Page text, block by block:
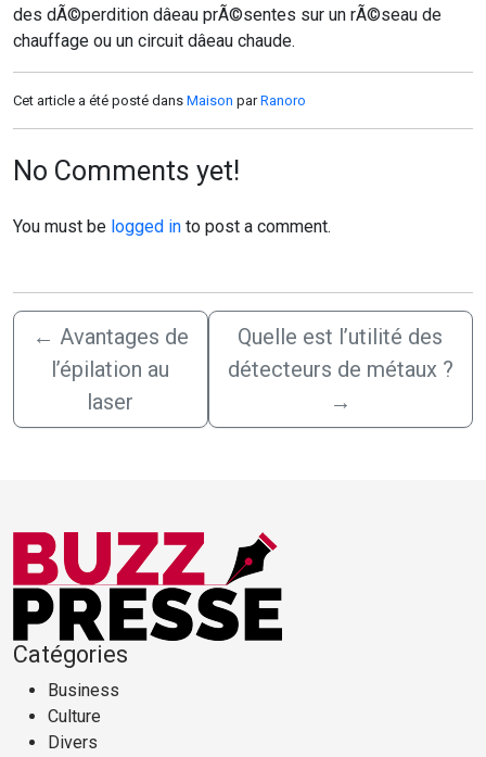
des dÃ©perdition dâeau prÃ©sentes sur un rÃ©seau de
chauffage ou un circuit dâeau chaude.
Cet article a été posté dans Maison parRanoro
No Comments yet!
You must be logged in to post a comment.
← Avantages de
l’épilation au
laser
Quelle est l’utilité des
détecteurs de métaux ?
→
Catégories
Business
Culture
Divers